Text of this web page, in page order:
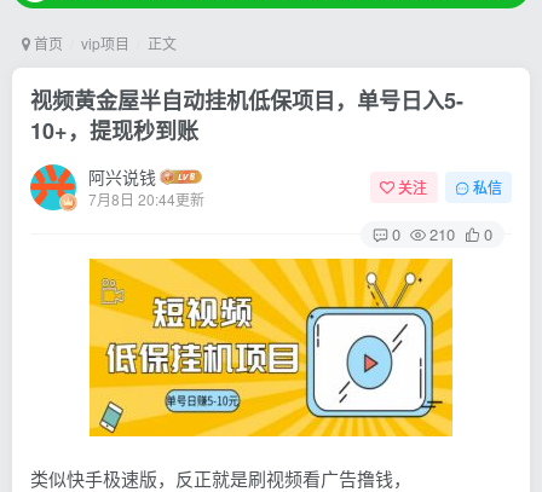
首页 vip项目 正文
视频黄金屋半自动挂机低保项目，单号日入5-
10+，提现秒到账
阿兴说钱
7月8日 20:44更新
关注 私信
0 210 0
类似快手极速版，反正就是刷视频看广告撸钱，